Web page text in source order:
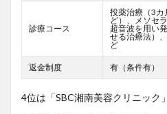
診療コース
投薬治療（3カ
ど）、メソセ
超音波を用い
せる治療法）
ど
返金制度 有（条件有）
4位は「SBC湘南美容クリニック